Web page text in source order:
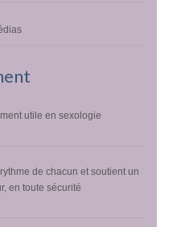
utile en sexologie
de chacun et soutient un
en toute sécurité